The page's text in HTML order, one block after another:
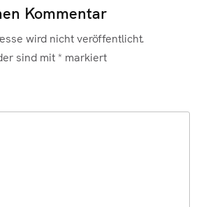
Kommentar
wird nicht veröffentlicht.
sind mit* markiert